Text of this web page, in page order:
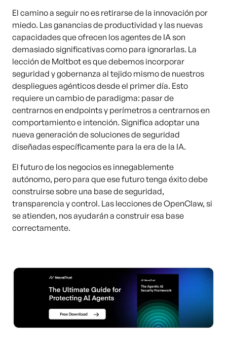
El camino a seguir no es retirarse de la innovación por
miedo. Las ganancias de productividad y las nuevas
capacidades que ofrecen los agentes de IA son
demasiado significativas como para ignorarlas. La
lección de Moltbot es que debemos incorporar
seguridad y gobernanza al tejido mismo de nuestros
despliegues agénticos desde el primer día. Esto
requiere un cambio de paradigma: pasar de
centrarnos en endpoints y perímetros a centrarnos en
comportamiento e intención. Significa adoptar una
nueva generación de soluciones de seguridad
diseñadas específicamente para la era de la IA.
El futuro de los negocios es innegablemente
autónomo, pero para que ese futuro tenga éxito debe
construirse sobre una base de seguridad,
transparencia y control. Las lecciones de OpenClaw, si
se atienden, nos ayudarán a construir esa base
correctamente.